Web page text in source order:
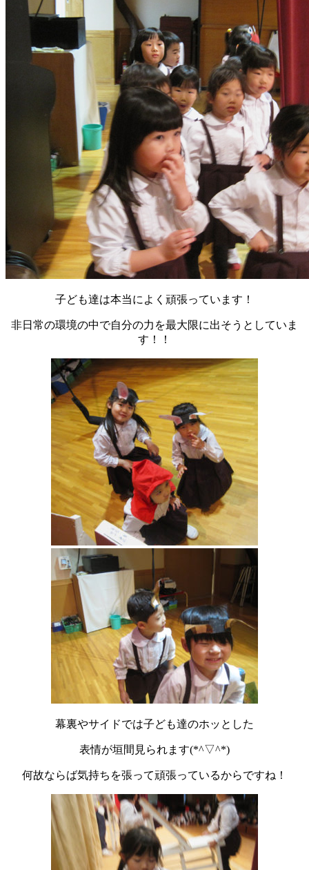
子ども達は本当によく頑張っています！
非日常の環境の中で自分の力を最大限に出そうとしていま
す！！
幕裏やサイドでは子ども達のホッとした
表情が垣間見られます(*^▽^*)
何故ならば気持ちを張って頑張っているからですね！